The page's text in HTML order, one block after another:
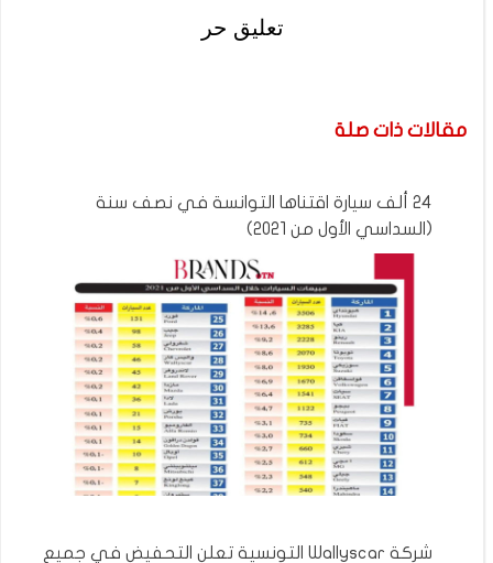
تعليق حر
مقالات ذات صلة
24 ألف سيارة اقتناها التوانسة في نصف سنة
(السداسي الأول من 2021)
شركة Wallyscar التونسية تعلن التحفيض في جميع